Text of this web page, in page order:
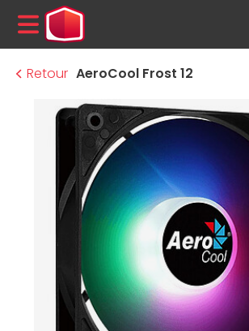
MENU
Retour AeroCool Frost 12